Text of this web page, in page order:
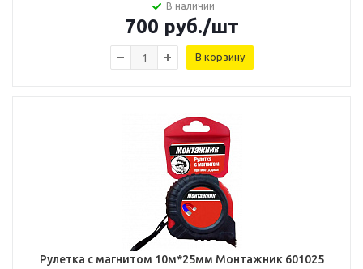
В наличии
700 руб./шт
В корзину
Рулетка с магнитом 10м*25мм Монтажник 601025